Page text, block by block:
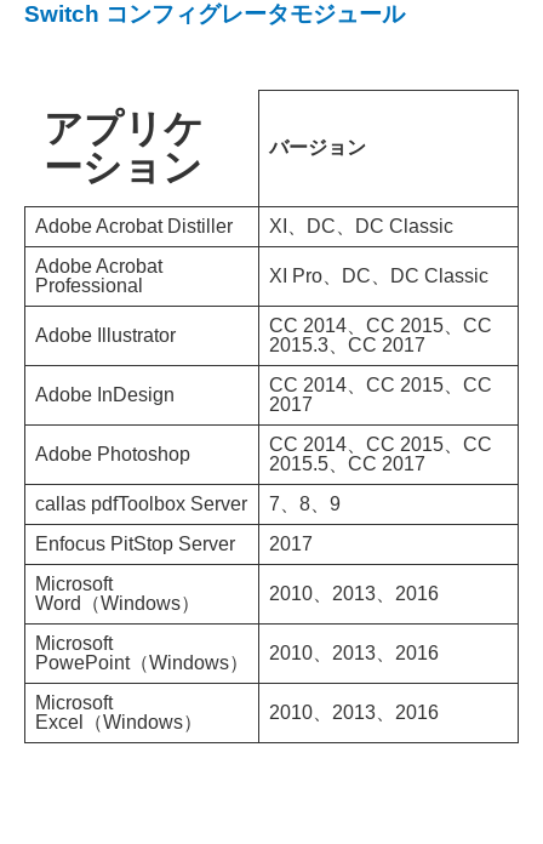
Switch コンフィグレータモジュール
アプリケ
ーション
バージョン
Adobe Acrobat Distiller
XI、DC、DC Classic
Adobe Acrobat
Professional
XI Pro、DC、DC Classic
Adobe Illustrator
CC 2014、CC 2015、CC
2015.3、CC 2017
Adobe InDesign
CC 2014、CC 2015、CC
2017
Adobe Photoshop
CC 2014、CC 2015、CC
2015.5、CC 2017
callas pdfToolbox Server
7、8、9
Enfocus PitStop Server
2017
Microsoft
Word（Windows）
2010、2013、2016
Microsoft
PowePoint（Windows）
2010、2013、2016
Microsoft
Excel（Windows）
2010、2013、2016